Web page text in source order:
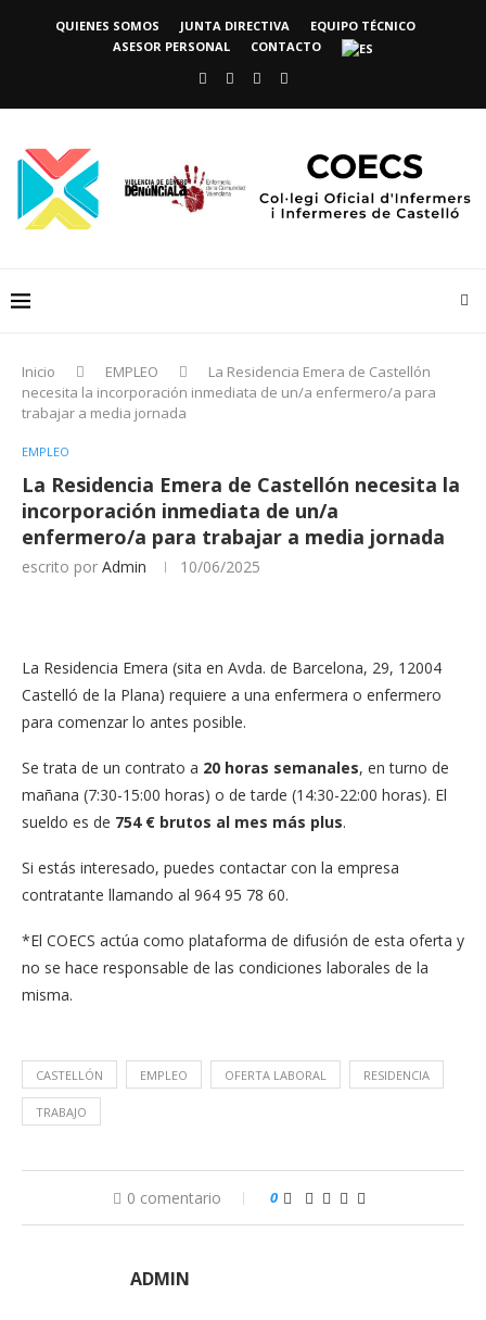
QUIENES SOMOS JUNTA DIRECTIVA
EQUIPO TÉCNICO
ASESOR PERSONAL
CONTACTO
Inicio EMPLEO
La Residencia Emera de Castellón
necesita la incorporación inmediata de un/a enfermero/a para
trabajar a media jornada
EMPLEO
La Residencia Emera de Castellón necesita la
incorporación inmediata de un/a
enfermero/a para trabajar a media jornada
escrito por Admin 10/06/2025
La Residencia Emera (sita en Avda. de Barcelona, 29, 12004
Castelló de la Plana) requiere a una enfermera o enfermero
para comenzar lo antes posible.
Se trata de un contrato a 20 horas semanales, en turno de
mañana (7:30-15:00 horas) o de tarde (14:30-22:00 horas). El
sueldo es de 754 € brutos al mes más plus.
Si estás interesado, puedes contactar con la empresa
contratante llamando al 964 95 78 60.
*El COECS actúa como plataforma de difusión de esta oferta y
no se hace responsable de las condiciones laborales de la
misma.
CASTELLÓN EMPLEO OFERTA LABORAL RESIDENCIA
TRABAJO
0 comentario 0
ADMIN